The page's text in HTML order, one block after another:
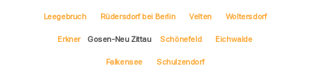
Leegebruch Rüdersdorf bei Berlin Velten Woltersdorf
Erkner Gosen-Neu Zittau Schönefeld Eichwalde
Falkensee Schulzendorf